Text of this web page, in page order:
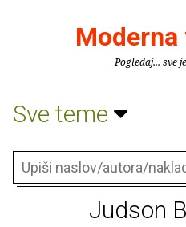
Moderna
Pogledaj... sve
Sve teme
Judson